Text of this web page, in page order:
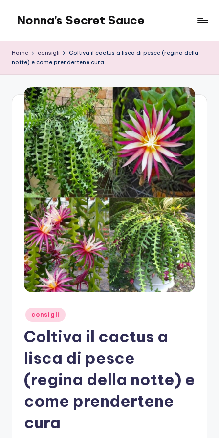
content
Nonna’s Secret Sauce
Home consigli
Coltiva il cactus a lisca di pesce (regina della
notte) e come prendertene cura
Posted
in
consigli
Coltiva il cactus a
lisca di pesce
(regina della notte) e
come prendertene
cura